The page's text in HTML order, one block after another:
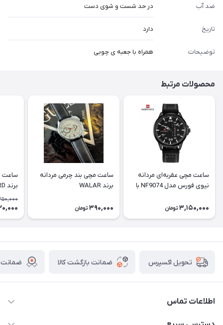
ضد آب در حد شست و شوی دست
تاریخ دارد
توضیحات همراه با جعبه ی چوبی
محصولات مرتبط
ساعت مچی عقربه‌ای مردانه
نیوی فورس مدل NF9074 با
3,150,000 تومان
ساعت مچی بند چرمی مردانه
برند WALAR
390,000 تومان
ساعت
برند PASSBIRD
تحویل اکسپرس ضمانت بازگشت کالا ضمانت
اطلاعات تماس
برای دریافت کدرهگیری پیامک دهید 09364926911